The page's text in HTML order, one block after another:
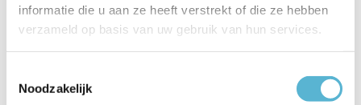
informatie die u aan ze heeft verstrekt of die ze hebben
verzameld op basis van uw gebruik van hun services.
Noodzakelijk
Leverancier Lucide